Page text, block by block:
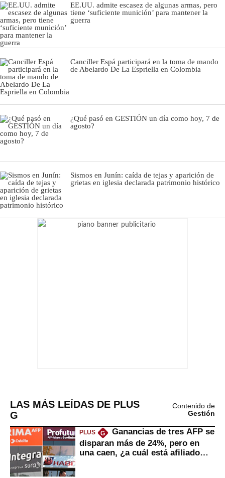
EE.UU. admite escasez de algunas armas, pero
tiene ‘suficiente munición’ para mantener la
guerra
Canciller Espá participará en la toma de mando
de Abelardo De La Espriella en Colombia
¿Qué pasó en GESTIÓN un día como hoy, 7 de
agosto?
Sismos en Junín: caída de tejas y aparición de
grietas en iglesia declarada patrimonio histórico
LAS MÁS LEÍDAS DE PLUS
G
Contenido de
Gestión
PLUS G
Ganancias de tres AFP se
disparan más de 24%, pero en
una caen, ¿a cuál está afiliado